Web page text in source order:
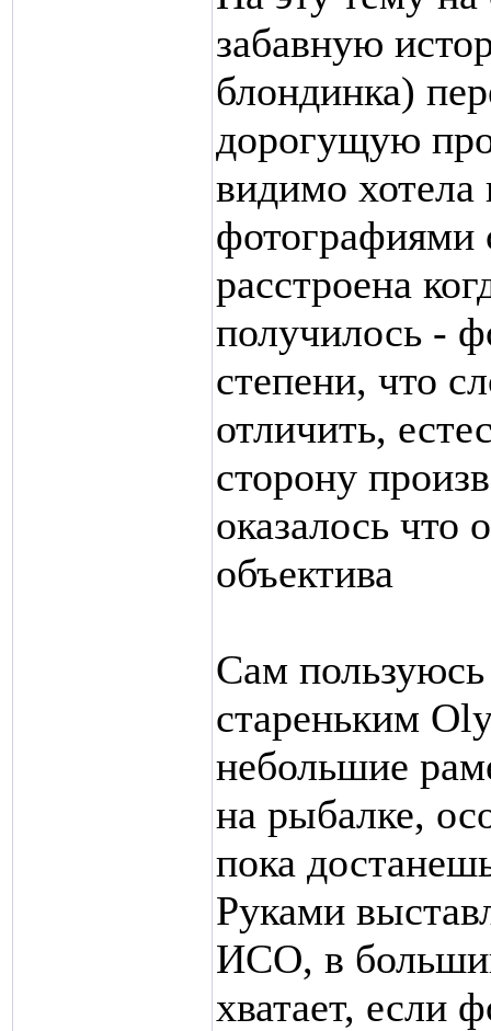
забавную
блондинка)
дорогущую
видимо хотела
фотографиями
расстроена
получилось -
степени, что
отличить,
сторону
оказалось что
объектива
Сам
стареньким
небольшие
на рыбалке,
пока
Руками
ИСО, в
хватает, если